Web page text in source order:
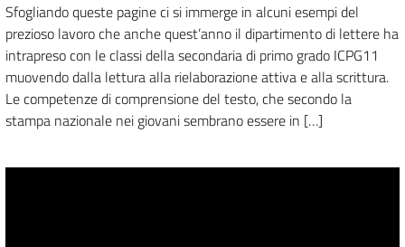
Sfogliando queste pagine ci si immerge in alcuni esempi del
prezioso lavoro che anche quest’anno il dipartimento di lettere ha
intrapreso con le classi della secondaria di primo grado ICPG11
muovendo dalla lettura alla rielaborazione attiva e alla scrittura.
Le competenze di comprensione del testo, che secondo la
stampa nazionale nei giovani sembrano essere in […]